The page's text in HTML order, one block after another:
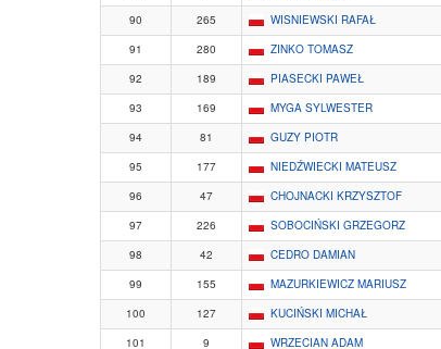
90
265 WISNIEWSKI RAFAŁ
91
280 ZINKO TOMASZ
92
189 PIASECKI PAWEŁ
93
169 MYGA SYLWESTER
94
81 GUZY PIOTR
95
177 NIEDŹWIECKI MATEUSZ
96
47 CHOJNACKI KRZYSZTOF
97
226 SOBOCIŃSKI GRZEGORZ
98
42 CEDRO DAMIAN
99
155 MAZURKIEWICZ MARIUSZ
100
127 KUCIŃSKI MICHAŁ
101
9 WRZECIAN ADAM